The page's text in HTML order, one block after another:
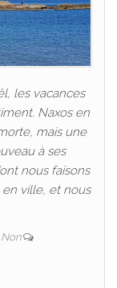
les vacances
Naxos en
mais une
à ses
nous faisons
en ville, et nous
Non